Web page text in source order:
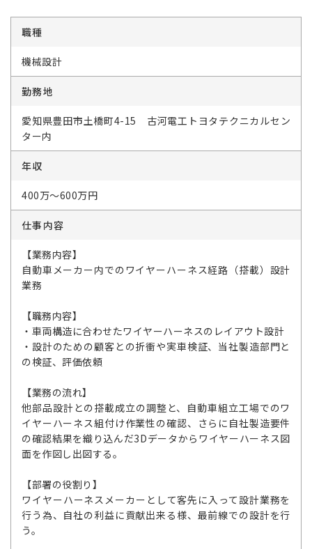
職種
機械設計
勤務地
愛知県豊田市土橋町4-15 古河電工トヨタテクニカルセン
ター内
年収
400万～600万円
仕事内容
【業務内容】
自動車メーカー内でのワイヤーハーネス経路（搭載）設計
業務
【職務内容】
・車両構造に合わせたワイヤーハーネスのレイアウト設計
・設計のための顧客との折衝や実車検証、当社製造部門と
の検証、評価依頼
【業務の流れ】
他部品設計との搭載成立の調整と、自動車組立工場でのワ
イヤーハーネス組付け作業性の確認、さらに自社製造要件
の確認結果を織り込んだ3Dデータからワイヤーハーネス図
面を作図し出図する。
【部署の役割り】
ワイヤーハーネスメーカーとして客先に入って設計業務を
行う為、自社の利益に貢献出来る様、最前線での設計を行
う。